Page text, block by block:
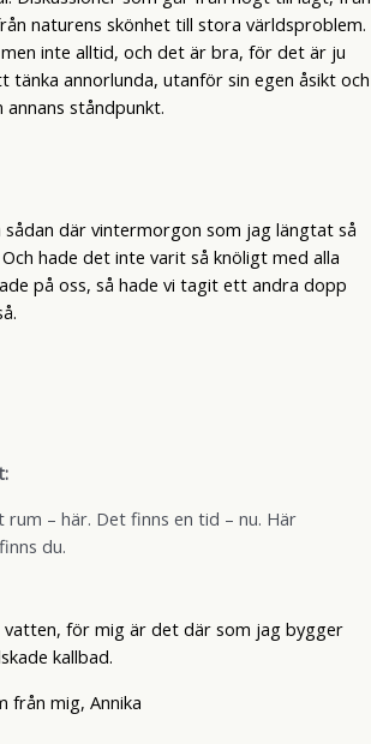
naturens skönhet till stora världsproblem.
inte alltid, och det är bra, för det är ju
tänka annorlunda, utanför sin egen åsikt och
ståndpunkt.
sådan där vintermorgon som jag längtat så
hade det inte varit så knöligt med alla
på oss, så hade vi tagit ett andra dopp
rum – här. Det finns en tid – nu. Här
du.
vatten, för mig är det där som jag bygger
kallbad.
från mig, Annika